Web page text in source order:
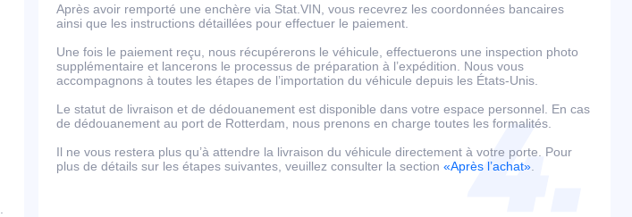
Après avoir remporté une enchère via Stat.VIN, vous recevrez les coordonnées bancaires
ainsi que les instructions détaillées pour effectuer le paiement.
Une fois le paiement reçu, nous récupérerons le véhicule, effectuerons une inspection photo
supplémentaire et lancerons le processus de préparation à l’expédition. Nous vous
accompagnons à toutes les étapes de l’importation du véhicule depuis les États-Unis.
Le statut de livraison et de dédouanement est disponible dans votre espace personnel. En cas
de dédouanement au port de Rotterdam, nous prenons en charge toutes les formalités.
Il ne vous restera plus qu’à attendre la livraison du véhicule directement à votre porte. Pour
plus de détails sur les étapes suivantes, veuillez consulter la section «Après l’achat»